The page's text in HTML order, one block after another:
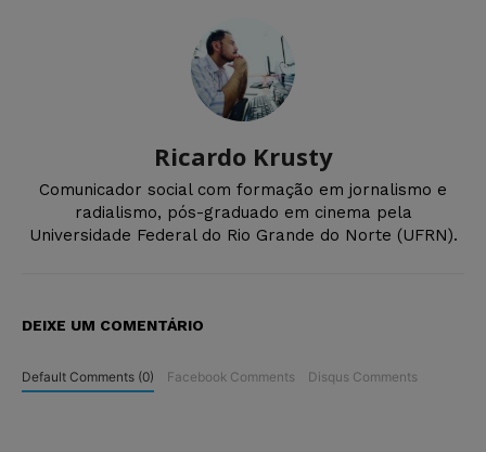
Ricardo Krusty
Comunicador social com formação em jornalismo e
radialismo, pós-graduado em cinema pela
Universidade Federal do Rio Grande do Norte (UFRN).
DEIXE UM COMENTÁRIO
Default Comments (0) Facebook Comments Disqus Comments